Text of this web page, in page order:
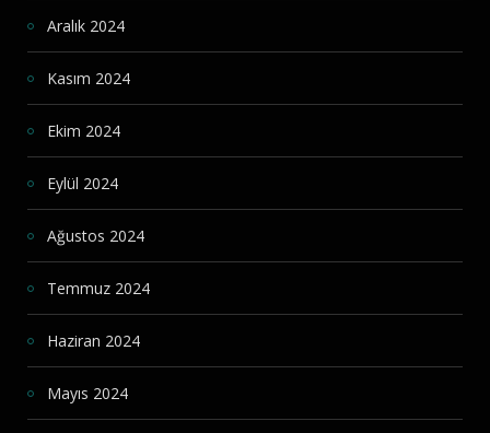
Aralık 2024
Kasım 2024
Ekim 2024
Eylül 2024
Ağustos 2024
Temmuz 2024
Haziran 2024
Mayıs 2024